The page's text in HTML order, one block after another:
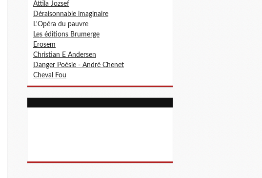
Attila Jozsef
Déraisonnable imaginaire
L'Opéra du pauvre
Les éditions Brumerge
Erosem
Christian E Andersen
Danger Poésie - André Chenet
Cheval Fou